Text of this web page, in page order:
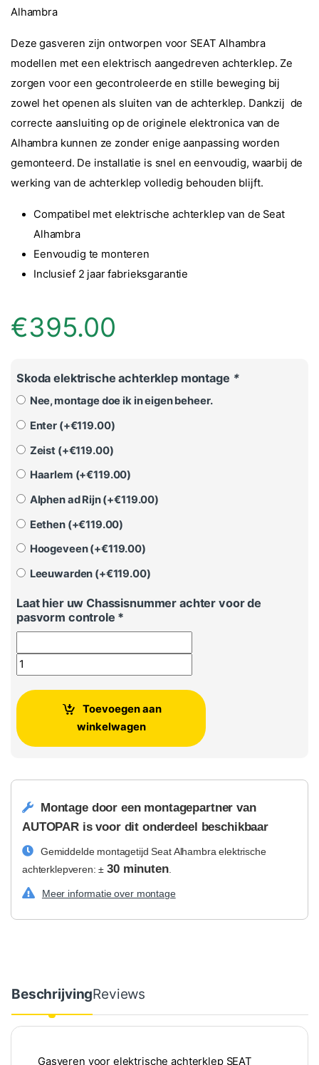
Alhambra
Deze gasveren zijn ontworpen voor SEAT Alhambra
modellen met een elektrisch aangedreven achterklep. Ze
zorgen voor een gecontroleerde en stille beweging bij
zowel het openen als sluiten van de achterklep. Dankzij de
correcte aansluiting op de originele elektronica van de
Alhambra kunnen ze zonder enige aanpassing worden
gemonteerd. De installatie is snel en eenvoudig, waarbij de
werking van de achterklep volledig behouden blijft.
Compatibel met elektrische achterklep van de Seat
Alhambra
Eenvoudig te monteren
Inclusief 2 jaar fabrieksgarantie
€395.00
Skoda elektrische achterklep montage *
Nee, montage doe ik in eigen beheer.
Enter (+€119.00)
Zeist (+€119.00)
Haarlem (+€119.00)
Alphen ad Rijn (+€119.00)
Eethen (+€119.00)
Hoogeveen (+€119.00)
Leeuwarden (+€119.00)
Laat hier uw Chassisnummer achter voor de
pasvorm controle *
Seat Alhambra elektrische achterklepveren aantal
Toevoegen aan
winkelwagen
Montage door een montagepartner van
AUTOPAR is voor dit onderdeel beschikbaar
Gemiddelde montagetijd Seat Alhambra elektrische
achterklepveren: ±30 minuten.
Meer informatie over montage
BeschrijvingReviews
Gasveren voor elektrische achterklep SEAT